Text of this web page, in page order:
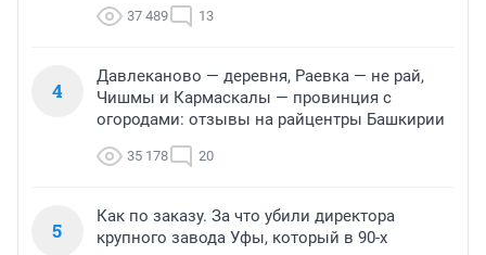
37 489 13
4
Давлеканово — деревня, Раевка — не рай,
Чишмы и Кармаскалы — провинция с
огородами: отзывы на райцентры Башкирии
35 178 20
5
Как по заказу. За что убили директора
крупного завода Уфы, который в 90-х